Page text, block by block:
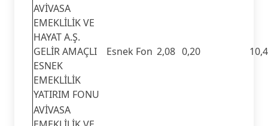
AVİVASA
EMEKLİLİK VE
HAYAT A.Ş.
GELİR AMAÇLI
ESNEK
EMEKLİLİK
YATIRIM FONU
Esnek Fon 2,08 0,20
AVİVASA